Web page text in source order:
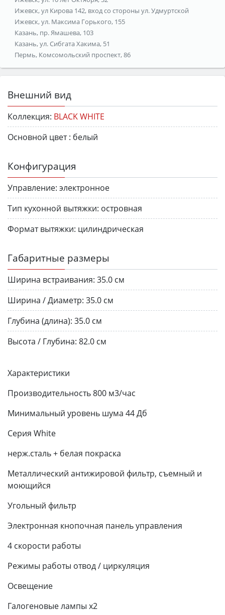
Ижевск, ул Кирова 142, вход со стороны ул. Удмуртской
Ижевск, ул. Максима Горького, 155
Казань, пр. Ямашева, 103
Казань, ул. Сибгата Хакима, 51
Пермь, Комсомольский проспект, 86
Внешний вид
Коллекция: BLACK WHITE
Основной цвет : белый
Конфигурация
Управление: электронное
Тип кухонной вытяжки: островная
Формат вытяжки: цилиндрическая
Габаритные размеры
Ширина встраивания: 35.0 см
Ширина / Диаметр: 35.0 см
Глубина (длина): 35.0 см
Высота / Глубина: 82.0 см
Характеристики
Производительность 800 м3/час
Минимальный уровень шума 44 Дб
Серия White
нерж.сталь + белая покраска
Металлический антижировой фильтр, съемный и
моющийся
Угольный фильтр
Электронная кнопочная панель управления
4 скорости работы
Режимы работы отвод / циркуляция
Освещение
Галогеновые лампы х2